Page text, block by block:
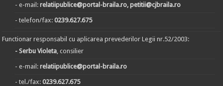
- e-mail:relatiipublice@portal-braila.ro, petitii@cjbraila.ro
- telefon/fax:0239.627.675
Functionar responsabil cu aplicarea prevederilor Legii nr.52/2003:
- Serbu Violeta , consilier
- e-mail:relatiipublice@portal-braila.ro
- tel./fax:0239.627.675